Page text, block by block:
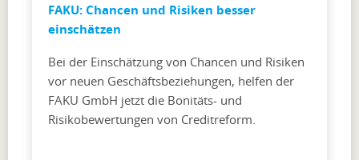
FAKU: Chancen und Risiken besser
einschätzen
Bei der Einschätzung von Chancen und Risiken
vor neuen Geschäftsbeziehungen, helfen der
FAKU GmbH jetzt die Bonitäts- und
Risikobewertungen von Creditreform.